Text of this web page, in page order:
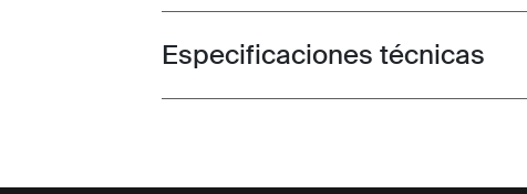
Toggle techspec
Especificaciones técnicas